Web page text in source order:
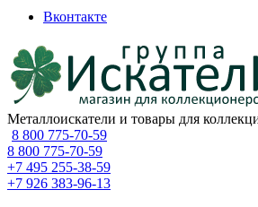
Вконтакте
Металлоискатели и товары для
8 800 775-70-59
8 800 775-70-59
+7 495 255-38-59
+7 926 383-96-13